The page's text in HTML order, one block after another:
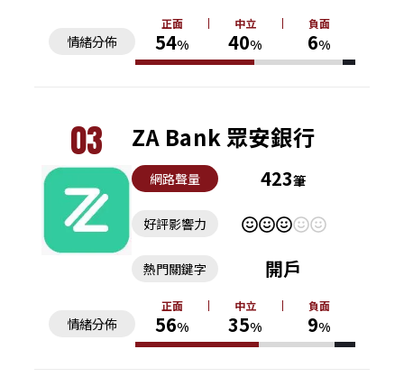
情緒分佈
正面
54%
中立
40%
負面
6%
03 ZA Bank 眾安銀行
網路聲量 423筆
好評影響力
情緒分佈
正面
56%
中立
35%
負面
9%
熱門關鍵字 開戶